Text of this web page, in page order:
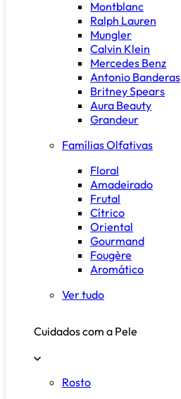
Montblanc
Ralph Lauren
Mungler
Calvin Klein
Mercedes Benz
Antonio Banderas
Britney Spears
Aura Beauty
Grandeur
Famílias Olfativas
Floral
Amadeirado
Frutal
Cítrico
Oriental
Gourmand
Fougère
Aromático
Ver tudo
Cuidados com a Pele
Rosto